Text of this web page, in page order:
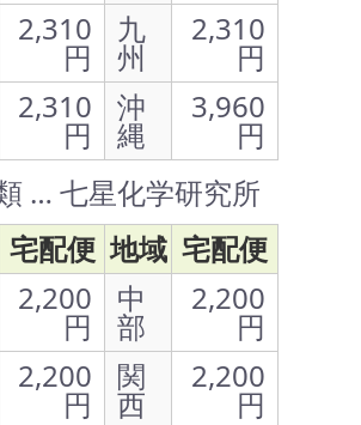
2,310
円
九
州
2,310
円
2,310
円
沖
縄
3,960
円
… 七星化学研究所
宅配便 地域 宅配便
2,200
円
中
部
2,200
円
2,200
円
関
西
2,200
円